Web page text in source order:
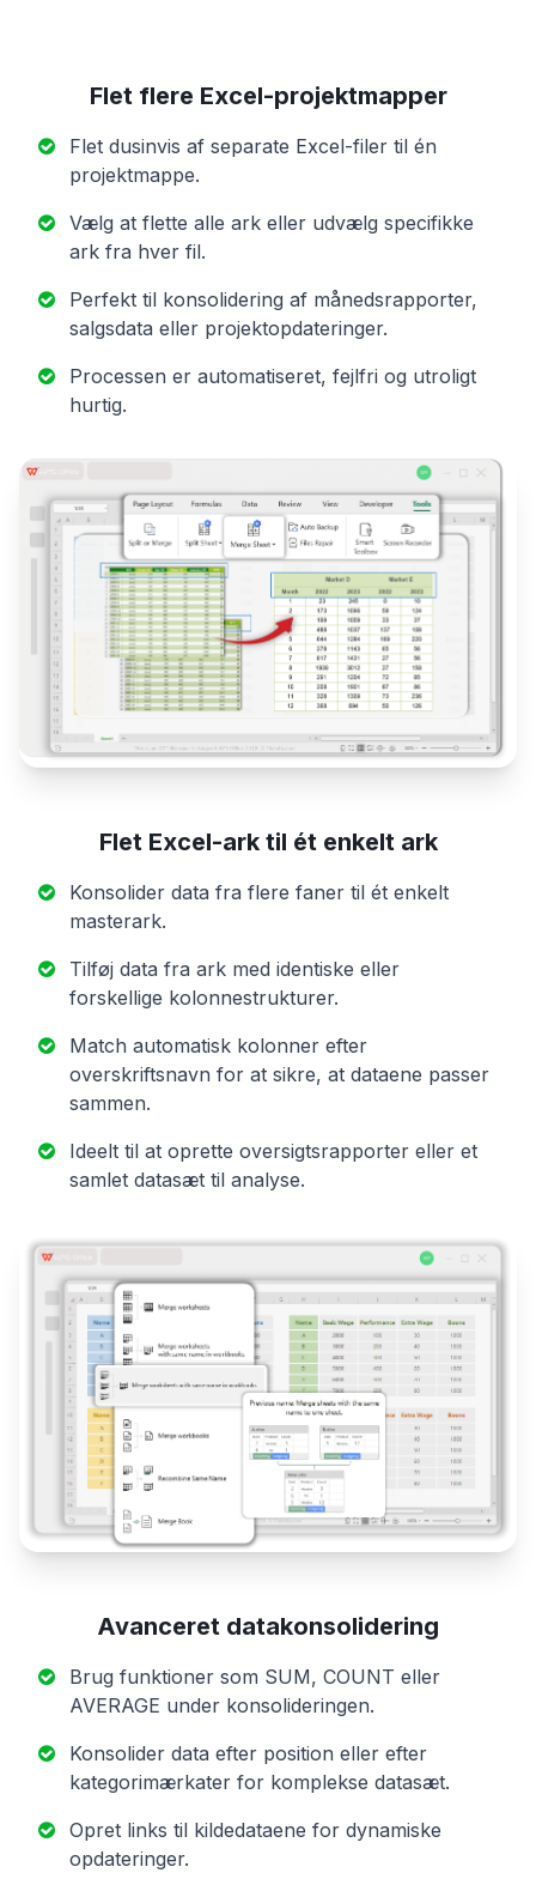
Flet flere Excel-projektmapper
Flet dusinvis af separate Excel-filer til én
projektmappe.
Vælg at flette alle ark eller udvælg specifikke
ark fra hver fil.
Perfekt til konsolidering af månedsrapporter,
salgsdata eller projektopdateringer.
Processen er automatiseret, fejlfri og utroligt
hurtig.
Flet Excel-ark til ét enkelt ark
Konsolider data fra flere faner til ét enkelt
masterark.
Tilføj data fra ark med identiske eller
forskellige kolonnestrukturer.
Match automatisk kolonner efter
overskriftsnavn for at sikre, at dataene passer
sammen.
Ideelt til at oprette oversigtsrapporter eller et
samlet datasæt til analyse.
Avanceret datakonsolidering
Brug funktioner som SUM, COUNT eller
AVERAGE under konsolideringen.
Konsolider data efter position eller efter
kategorimærkater for komplekse datasæt.
Opret links til kildedataene for dynamiske
opdateringer.